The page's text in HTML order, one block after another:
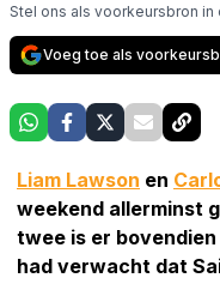
Stel ons als voorkeursbron
Voeg toe als
Liam Lawson en
weekend allerminst
twee is er
had verwacht dat